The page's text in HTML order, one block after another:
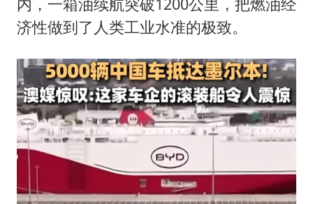
济性做到了人类工业水准的极致。